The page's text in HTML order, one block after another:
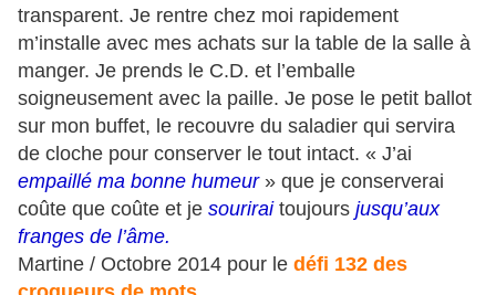
transparent. Je rentre chez moi rapidement
m’installe avec mes achats sur la table de la salle à
manger. Je prends le C.D. et l’emballe
soigneusement avec la paille. Je pose le petit ballot
sur mon buffet, le recouvre du saladier qui servira
de cloche pour conserver le tout intact. « J’ai
empaillé ma bonne humeur » que je conserverai
coûte que coûte et je souriraitoujours jusqu’aux
franges de l’âme.
Martine / Octobre 2014 pour l e défi 132 des